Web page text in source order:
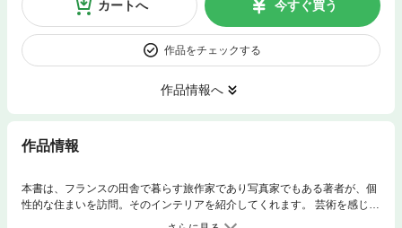
カートへ 今すぐ買う
作品をチェックする
作品情報へ
作品情報
本書は、フランスの田舎で暮らす旅作家であり写真家でもある著者が、個
性的な住まいを訪問。そのインテリアを紹介してくれます。 芸術を感じる
家、アンティークをよみがえらせる家、自然と共存を目指す家、好きなこ